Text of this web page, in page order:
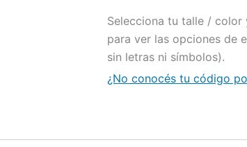
Selecciona tu talle /
para ver las opciones de
sin letras ni símbolos).
¿No conocés tu código